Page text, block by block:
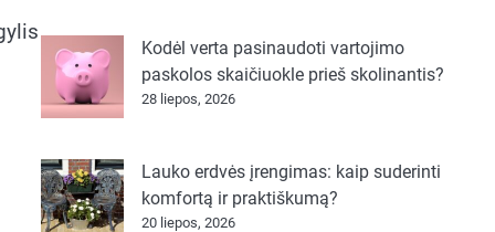
Kodėl verta pasinaudoti vartojimo
paskolos skaičiuokle prieš skolinantis?
28 liepos, 2026
Lauko erdvės įrengimas: kaip suderinti
komfortą ir praktiškumą?
20 liepos, 2026